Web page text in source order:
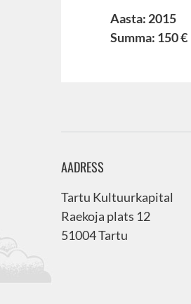
Aasta: 2015
Summa: 150 €
AADRESS
Tartu Kultuurkapital
Raekoja plats 12
51004 Tartu